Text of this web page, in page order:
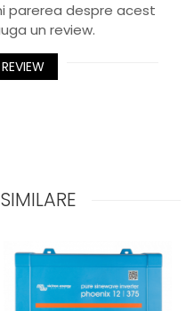
parerea despre acest
un review.